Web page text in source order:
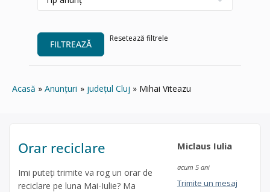
FILTREAZĂ
Resetează filtrele
Acasă Anunțuri județul Cluj Mihai Viteazu
Orar reciclare
Imi puteți trimite va rog un orar de
reciclare pe luna Mai-Iulie? Ma
Miclaus Iulia
acum 5 ani
Trimite un mesaj